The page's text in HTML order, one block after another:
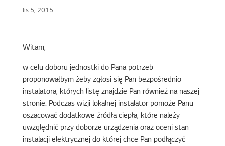
lis 5, 2015
Witam,
w celu doboru jednostki do Pana potrzeb
proponowałbym żeby zgłosi się Pan bezpośrednio
instalatora, których listę znajdzie Pan również na naszej
stronie. Podczas wizji lokalnej instalator pomoże Panu
oszacować dodatkowe źródła ciepła, które należy
uwzględnić przy doborze urządzenia oraz oceni stan
instalacji elektrycznej do której chce Pan podłączyć